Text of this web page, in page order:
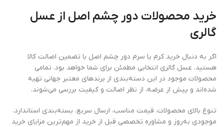
خرید محصولات دور چشم اصل از عسل
گالری
اگر به دنبال خرید کرم یا سرم دور چشم اصل با تضمین اصالت کالا
هستید، عسل گالری انتخابی مطمئن برای شما خواهد بود. تمامی
محصولات موجود در این دسته‌بندی از برندهای معتبر جهانی تهیه
شده‌اند و پیش از عرضه، از نظر اصالت و کیفیت بررسی می‌شوند.
تنوع بالای محصولات، قیمت مناسب، ارسال سریع، بسته‌بندی استاندارد،
موجودی به‌روز و مشاوره تخصصی قبل از خرید از مهم‌ترین مزایای خرید